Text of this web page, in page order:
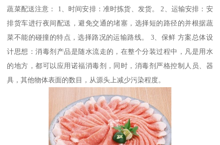
蔬菜配送注意： 1、时间安排：准时拣货、发货。 2、运输安排：安
排货车进行夜间配送，避免交通的堵塞，选择短的路径的并根据蔬
菜不能的碰撞的特点，选择路况的运输路线。 3、保鲜 方案总体设
计思想：消毒剂产品是随水流走的，在整个分装过程中，凡是用水
的地方，都可以应用诺福消毒剂，同时，消毒剂严格控制人员、器
具，其他物体表面的数目，从源头上减少污染程度。